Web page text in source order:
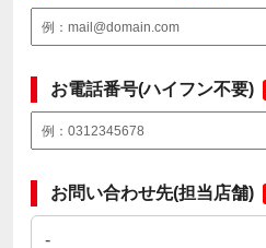
お電話番号(ハイフン不要)
お問い合わせ先(担当店舗)